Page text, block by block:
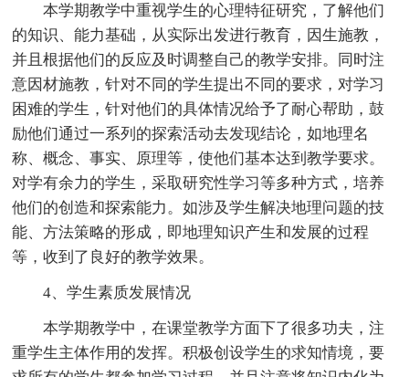
本学期教学中重视学生的心理特征研究，了解他们
的知识、能力基础，从实际出发进行教育，因生施教，
并且根据他们的反应及时调整自己的教学安排。同时注
意因材施教，针对不同的学生提出不同的要求，对学习
困难的学生，针对他们的具体情况给予了耐心帮助，鼓
励他们通过一系列的探索活动去发现结论，如地理名
称、概念、事实、原理等，使他们基本达到教学要求。
对学有余力的学生，采取研究性学习等多种方式，培养
他们的创造和探索能力。如涉及学生解决地理问题的技
能、方法策略的形成，即地理知识产生和发展的过程
等，收到了良好的教学效果。
4、学生素质发展情况
本学期教学中，在课堂教学方面下了很多功夫，注
重学生主体作用的发挥。积极创设学生的求知情境，要